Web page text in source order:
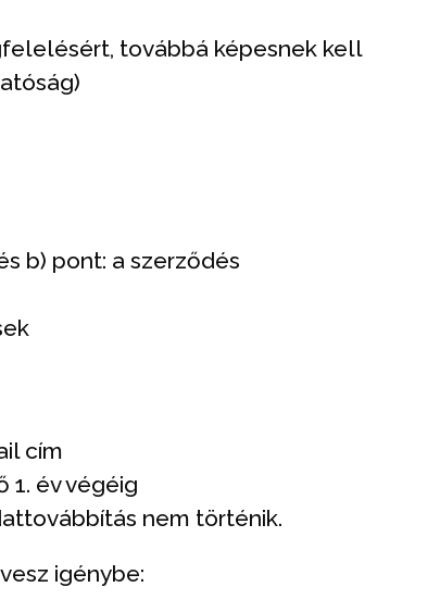
továbbá képesnek kell
b) pont: a szerződés
cím
év végéig
nem történik.
igénybe: